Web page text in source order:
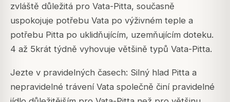
zvláště důležitá pro Vata-Pitta, současně
uspokojuje potřebu Vata po výživném teple a
potřebu Pitta po uklidňujícím, uzemňujícím doteku.
4 až 5krát týdně vyhovuje většině typů Vata-Pitta.
Jezte v pravidelných časech: Silný hlad Pitta a
nepravidelné trávení Vata společně činí pravidelné